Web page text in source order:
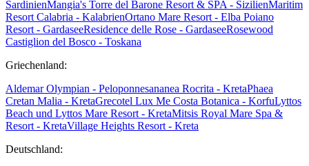
SardinienMangia's Torre del Barone Resort & SPA - SizilienMaritim
Resort Calabria - KalabrienOrtano Mare Resort - Elba Poiano
Resort - GardaseeResidence delle Rose - GardaseeRosewood
Castiglion del Bosco - Toskana
Griechenland:
Aldemar Olympian - Peloponnesananea Rocrita - KretaPhaea
Cretan Malia - KretaGrecotel Lux Me Costa Botanica - KorfuLyttos
Beach und Lyttos Mare Resort - KretaMitsis Royal Mare Spa &
Resort - KretaVillage Heights Resort - Kreta
Deutschland: